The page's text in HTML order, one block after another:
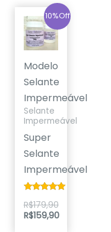
10%Off
Modelo
Selante
Impermeável
Selante
Impermeável
Super
Selante
Impermeável
5.00
de 5
R$179,90
preço
original
era:
R$179,90.
R$159,90
preço
atual
é:
R$159,90.